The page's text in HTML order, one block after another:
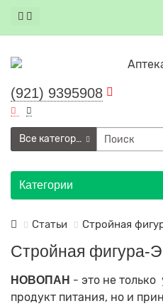
(921) 9395908
Все категории
Категории
Статьи Стройная
Стройная фигура-
НОВОПАН - это не
продукт питания, но и